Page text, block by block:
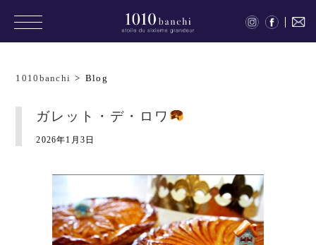
1010banchi > Blog
ガレット・デ・ロワ
2026年1月3日